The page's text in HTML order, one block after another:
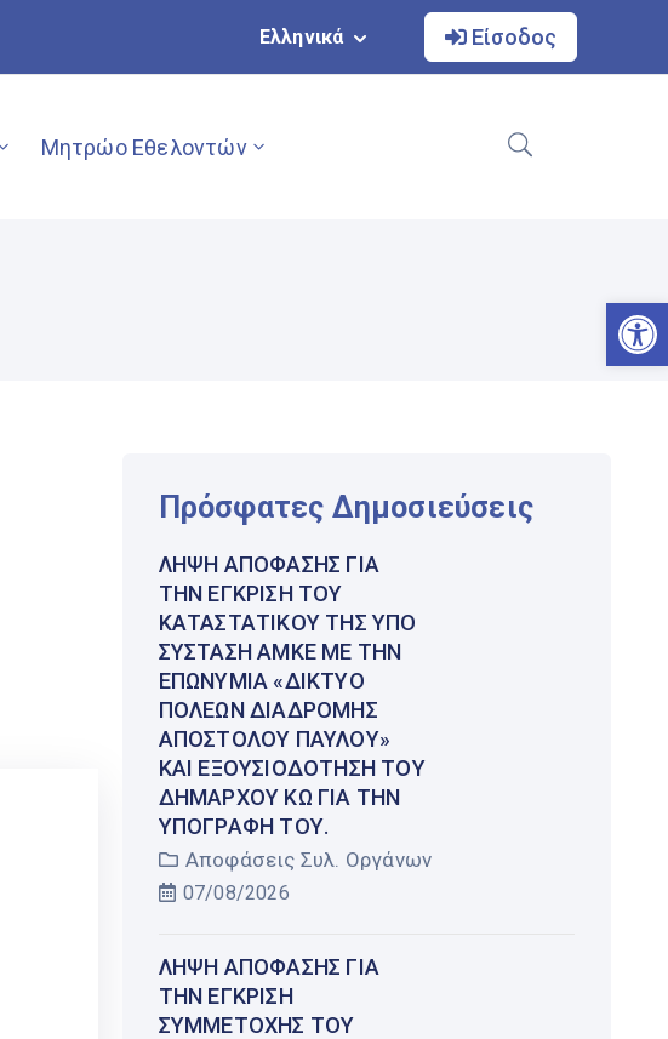
Ελληνικά Είσοδος
Μητρώο Εθελοντών
Πρόσφατες Δημοσιεύσεις
ΛΉΨΗ ΑΠΌΦΑΣΗΣ ΓΙΑ
ΤΗΝ ΈΓΚΡΙΣΗ ΤΟΥ
ΚΑΤΑΣΤΑΤΙΚΟΎ ΤΗΣ ΥΠΌ
ΣΎΣΤΑΣΗ ΑΜΚΕ ΜΕ ΤΗΝ
ΕΠΩΝΥΜΊΑ «ΔΊΚΤΥΟ
ΠΌΛΕΩΝ ΔΙΑΔΡΟΜΉΣ
ΑΠΟΣΤΌΛΟΥ ΠΑΎΛΟΥ»
ΚΑΙ ΕΞΟΥΣΙΟΔΌΤΗΣΗ ΤΟΥ
ΔΗΜΆΡΧΟΥ ΚΩ ΓΙΑ ΤΗΝ
ΥΠΟΓΡΑΦΉ ΤΟΥ.
Αποφάσεις Συλ. Οργάνων
07/08/2026
ΛΉΨΗ ΑΠΌΦΑΣΗΣ ΓΙΑ
ΤΗΝ ΈΓΚΡΙΣΗ
ΣΥΜΜΕΤΟΧΉΣ ΤΟΥ